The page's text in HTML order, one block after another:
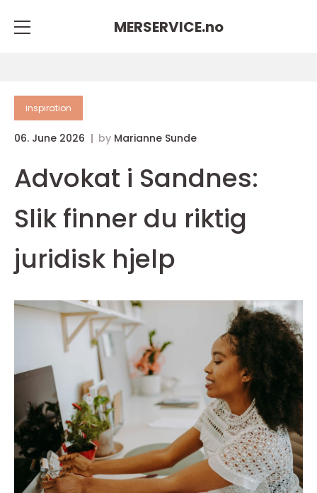
MERSERVICE.no
inspiration
06. June 2026 by Marianne Sunde
Advokat i Sandnes:
Slik finner du riktig
juridisk hjelp